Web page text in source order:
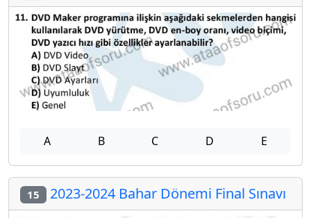
A B C D E
15 2023-2024 Bahar Dönemi Final Sınavı